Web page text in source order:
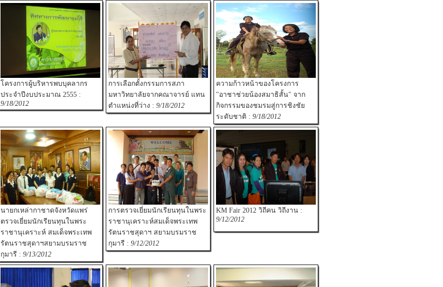
โครงการผู้บริหารพบบุคลากร
ประจำปีงบประมาณ 2555 :
9/18/2012
การเลือกตั้งกรรมการสภา
มหาวิทยาลัยจากคณาจารย์ แทน
ตำแหน่งที่ว่าง : 9/18/2012
ความก้าวหน้าของโครงการ
"อาชาช่วยน้องสมาธิสั้น" จาก
กิจกรรมของชมรมสู่การชิงชัย
ระดับชาติ : 9/18/2012
นายกเหล่ากาชาดจังหวัดแพร่
ตรวจเยี่ยมนักเรียนทุนในพระ
ราชานุเคราะห์ สมเด็จพระเทพ
รัตนราชสุดาฯสยามบรมราช
กุมารี : 9/13/2012
การตรวจเยี่ยมนักเรียนทุนในพระ
ราชานุเคราะห์สมเด็จพระเทพ
รัตนราชสุดาฯ สยามบรมราช
กุมารี : 9/12/2012
KM Fair 2012 วิถีคน วิถีงาน :
9/12/2012